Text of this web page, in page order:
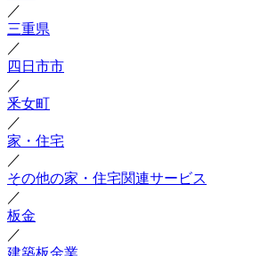
／
三重県
／
四日市市
／
釆女町
／
家・住宅
／
その他の家・住宅関連サービス
／
板金
／
建築板金業